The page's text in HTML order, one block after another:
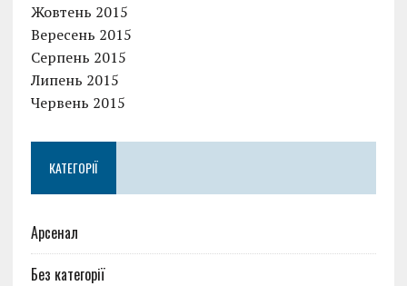
Жовтень 2015
Вересень 2015
Серпень 2015
Липень 2015
Червень 2015
КАТЕГОРІЇ
Арсенал
Без категорії